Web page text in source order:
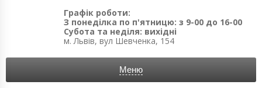
Графік роботи:
З понеділка по п'ятницю: з 9-00 до 16-00
Субота та неділя: вихідні
м. Львів, вул Шевченка, 154
Меню